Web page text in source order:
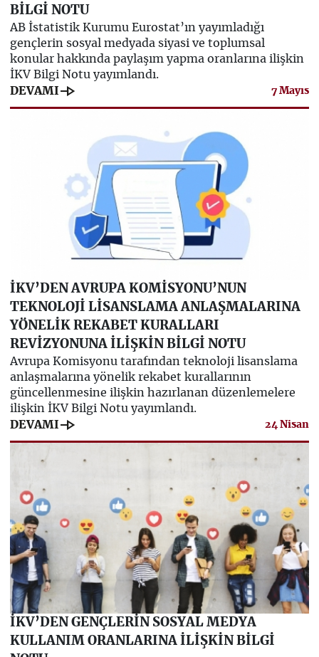
BİLGİ NOTU
AB İstatistik Kurumu Eurostat’ın yayımladığı
gençlerin sosyal medyada siyasi ve toplumsal
konular hakkında paylaşım yapma oranlarına ilişkin
İKV Bilgi Notu yayımlandı.
DEVAMI line_end_arrow 7 Mayıs
İKV’DEN AVRUPA KOMİSYONU’NUN
TEKNOLOJİ LİSANSLAMA ANLAŞMALARINA
YÖNELİK REKABET KURALLARI
REVİZYONUNA İLİŞKİN BİLGİ NOTU
Avrupa Komisyonu tarafından teknoloji lisanslama
anlaşmalarına yönelik rekabet kurallarının
güncellenmesine ilişkin hazırlanan düzenlemelere
ilişkin İKV Bilgi Notu yayımlandı.
DEVAMI line_end_arrow 24 Nisan
İKV’DEN GENÇLERİN SOSYAL MEDYA
KULLANIM ORANLARINA İLİŞKİN BİLGİ